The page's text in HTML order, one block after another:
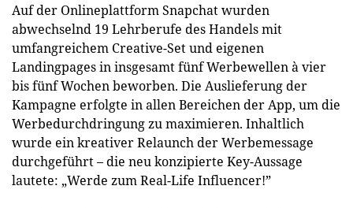
Auf der Onlineplattform Snapchat wurden
abwechselnd 19 Lehrberufe des Handels mit
umfangreichem Creative-Set und eigenen
Landingpages in insgesamt fünf Werbewellen à vier
bis fünf Wochen beworben. Die Auslieferung der
Kampagne erfolgte in allen Bereichen der App, um die
Werbedurchdringung zu maximieren. Inhaltlich
wurde ein kreativer Relaunch der Werbemessage
durchgeführt – die neu konzipierte Key-Aussage
lautete: „Werde zum Real-Life Influencer!”